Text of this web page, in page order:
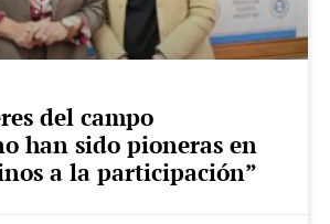
del campo
han sido pioneras en
a la participación”